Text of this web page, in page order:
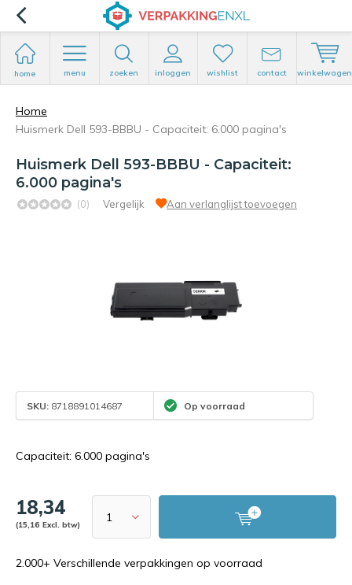
home menu zoeken inloggen wishlist contact winkelwagen
Home
Huismerk Dell 593-BBBU - Capaciteit: 6.000 pagina's
Huismerk Dell 593-BBBU - Capaciteit:
6.000 pagina's
(0) Vergelijk Aan verlanglijst toevoegen
SKU: 8718891014687 Op voorraad
Capaciteit: 6.000 pagina's
18,34
(15,16 Excl. btw)
2.000+ Verschillende verpakkingen op voorraad